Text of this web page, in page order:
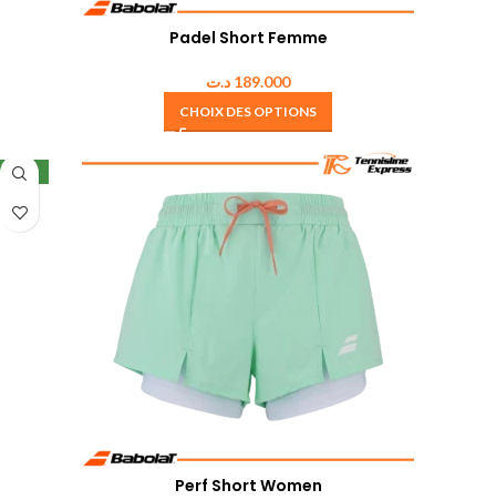
Padel Short Femme
189.000 د.ت
CHOIX DES OPTIONS
NEW
Perf Short Women